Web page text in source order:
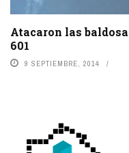
Atacaron las
601
9 SEPTIEMBRE, 2014